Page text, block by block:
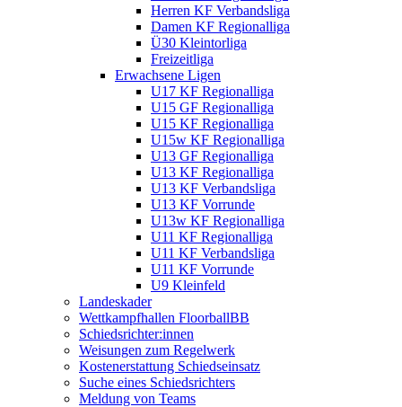
Herren KF Verbandsliga
Damen KF Regionalliga
Ü30 Kleintorliga
Freizeitliga
Erwachsene Ligen
U17 KF Regionalliga
U15 GF Regionalliga
U15 KF Regionalliga
U15w KF Regionalliga
U13 GF Regionalliga
U13 KF Regionalliga
U13 KF Verbandsliga
U13 KF Vorrunde
U13w KF Regionalliga
U11 KF Regionalliga
U11 KF Verbandsliga
U11 KF Vorrunde
U9 Kleinfeld
Landeskader
Wettkampfhallen FloorballBB
Schiedsrichter:innen
Weisungen zum Regelwerk
Kostenerstattung Schiedseinsatz
Suche eines Schiedsrichters
Meldung von Teams